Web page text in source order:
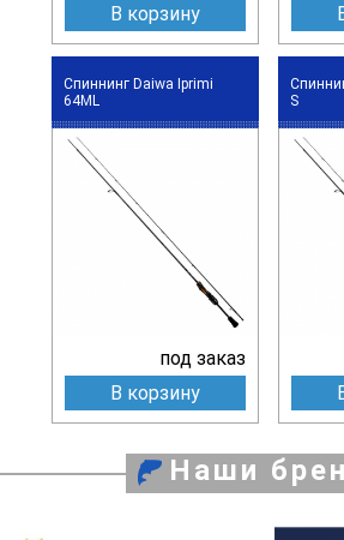
В корзину
Спиннинг Daiwa Iprimi
64ML
под заказ
В корзину
S
Наши